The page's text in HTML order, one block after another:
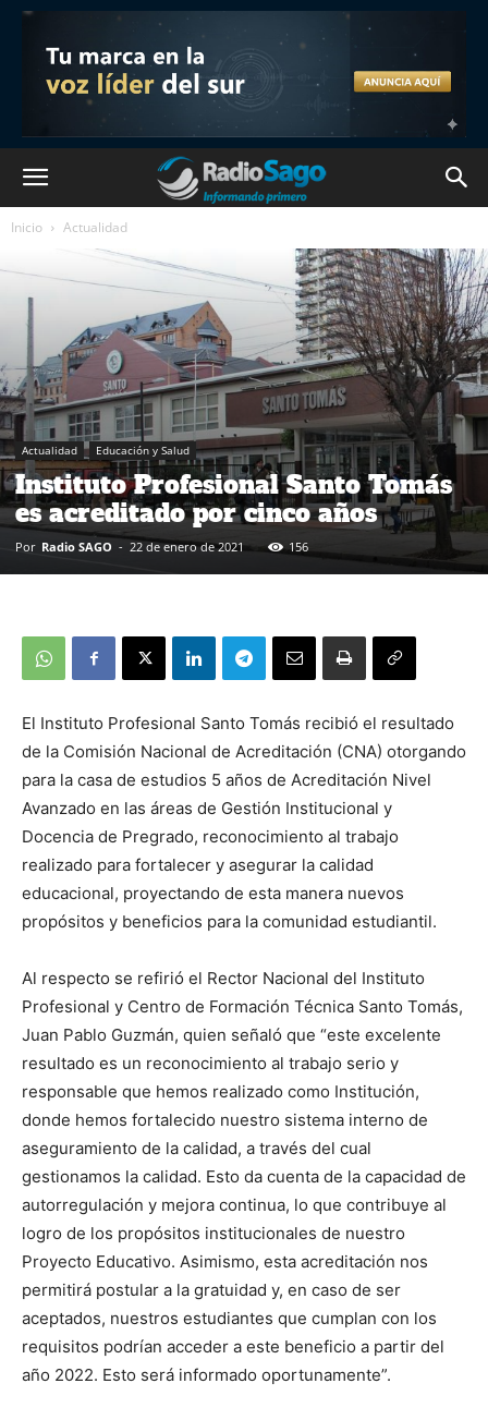
Inicio Actualidad
Actualidad Educación y Salud
Instituto Profesional Santo Tomás
es acreditado por cinco años
Por Radio SAGO - 22 de enero de 2021 156
El Instituto Profesional Santo Tomás recibió el resultado
de la Comisión Nacional de Acreditación (CNA) otorgando
para la casa de estudios 5 años de Acreditación Nivel
Avanzado en las áreas de Gestión Institucional y
Docencia de Pregrado, reconocimiento al trabajo
realizado para fortalecer y asegurar la calidad
educacional, proyectando de esta manera nuevos
propósitos y beneficios para la comunidad estudiantil.
Al respecto se refirió el Rector Nacional del Instituto
Profesional y Centro de Formación Técnica Santo Tomás,
Juan Pablo Guzmán, quien señaló que “este excelente
resultado es un reconocimiento al trabajo serio y
responsable que hemos realizado como Institución,
donde hemos fortalecido nuestro sistema interno de
aseguramiento de la calidad, a través del cual
gestionamos la calidad. Esto da cuenta de la capacidad de
autorregulación y mejora continua, lo que contribuye al
logro de los propósitos institucionales de nuestro
Proyecto Educativo. Asimismo, esta acreditación nos
permitirá postular a la gratuidad y, en caso de ser
aceptados, nuestros estudiantes que cumplan con los
requisitos podrían acceder a este beneficio a partir del
año 2022. Esto será informado oportunamente”.